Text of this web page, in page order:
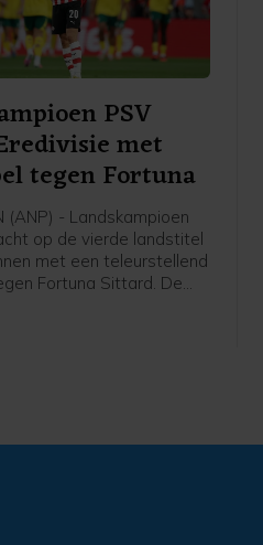
PSV
met
tegen Fortuna
(ANP) - Landskampioen
op de vierde landstitel
met een teleurstellend
Fortuna Sittard. De